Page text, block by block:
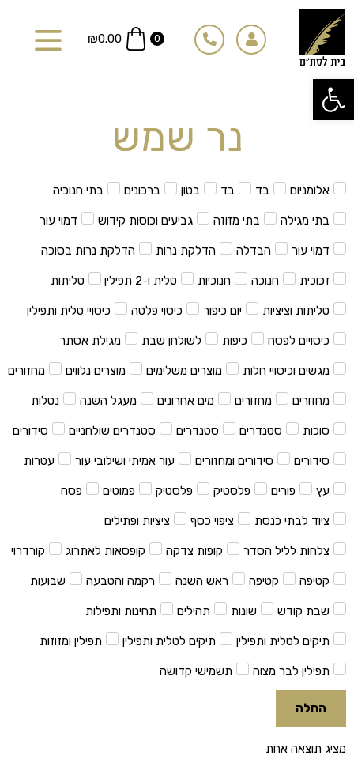
פתח סרגל נגישות
דילוג
לתוכן
0
₪0.00
נר שמש
אלומניום בד בד בטון ברכונים בתי חנוכיה
בתי מגילה בתי מזוזה גביעים וכוסות קידוש דמוי עור
דמוי עור הבדלה הדלקת נרות הדלקת נרות בסוכה
זכוכית חנוכה חנוכיות טלית ו-2 תפילין טליתות
טליתות וציציות יום כיפור כיסוי פלטה כיסויי טלית ותפילין
כיסויים לפסח כיפות לשולחן שבת מגילת אסתר
מגשים וכיסויי חלות מוצרים משלימים מוצרים נלווים מחזורים
מחזורים מחזורים מים אחרונים מעגל השנה נטלות
סוכות סטנדרים סטנדרים סטנדרים שולחניים סידורים
סידורים סידורים ומחזורים עור אמיתי ושילובי עור עטרות
עץ פורים פלסטיק פלסטיק פמוטים פסח
ציוד לבתי כנסת ציפוי כסף ציציות ופתילים
צלחות לליל הסדר קופות צדקה קופסאות לאתרוג קורדרוי
קטיפה קטיפה ראש השנה רקמה והטבעה שבועות
שבת קודש שונות תהילים תחינות ותפילות
תיקים לטלית ותפילין תיקים לטלית ותפילין תפילין ומזוזות
תפילין לבר מצוה תשמישי קדושה
החלה
מציג תוצאה אחת